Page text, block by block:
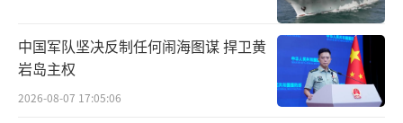
中国军队坚决反制任何闹海图谋 捍卫黄
岩岛主权
2026-08-07 17:05:06